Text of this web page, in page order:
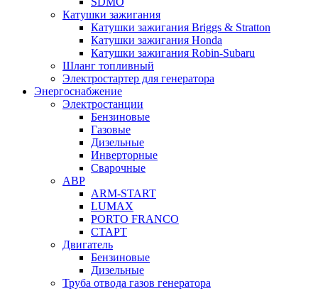
Катушки зажигания
Катушки зажигания Briggs & Stratton
Катушки зажигания Honda
Катушки зажигания Robin-Subaru
Шланг топливный
Электростартер для генератора
Энергоснабжение
Электростанции
Бензиновые
Газовые
Дизельные
Инверторные
Сварочные
АВР
ARM-START
LUMAX
PORTO FRANCO
СТАРТ
Двигатель
Бензиновые
Дизельные
Труба отвода газов генератора